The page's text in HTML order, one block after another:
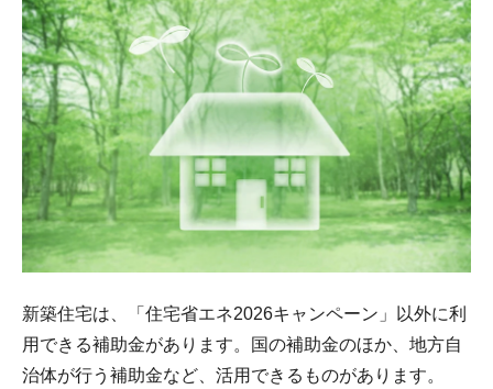
新築住宅は、「住宅省エネ2026キャンペーン」以外に利
用できる補助金があります。国の補助金のほか、地方自
治体が行う補助金など、活用できるものがあります。